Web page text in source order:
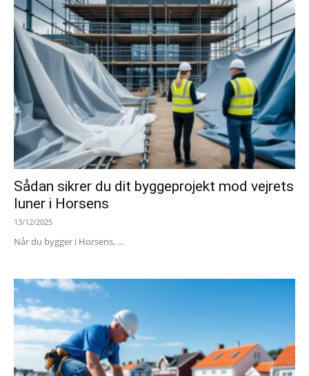
Sådan sikrer du dit byggeprojekt mod vejrets
luner i Horsens
13/12/2025
Når du bygger i Horsens, ...